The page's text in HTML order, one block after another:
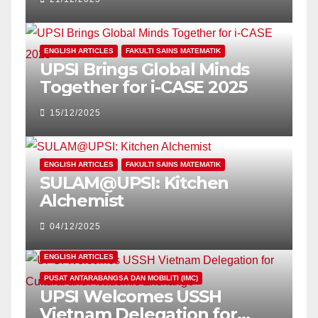
SUSTAINABLE LEARNING
ENGLISH ARTICLES FAKULTI SAINS MATEMATIK
UPSI Brings Global Minds
Together for i-CASE 2025
15/12/2025
ENGLISH ARTICLES FAKULTI SAINS MATEMATIK
SULAM@UPSI: Kitchen
Alchemist
04/12/2025
ENGLISH ARTICLES
PUSAT ANTARABANGSA DAN MOBILITI (IMC)
UPSI Welcomes USSH
Vietnam Delegation for